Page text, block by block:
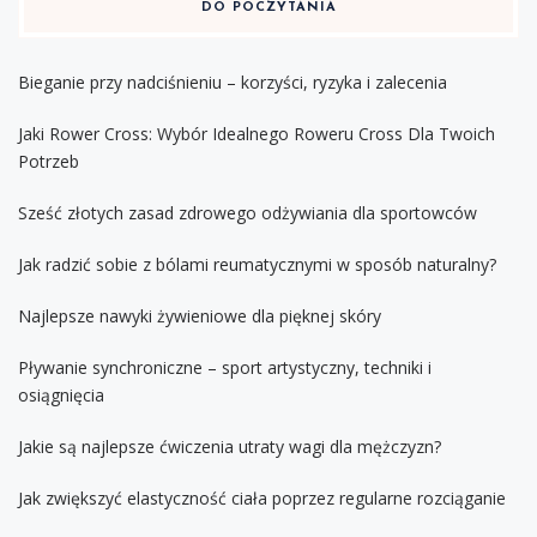
DO POCZYTANIA
Bieganie przy nadciśnieniu – korzyści, ryzyka i zalecenia
Jaki Rower Cross: Wybór Idealnego Roweru Cross Dla Twoich
Potrzeb
Sześć złotych zasad zdrowego odżywiania dla sportowców
Jak radzić sobie z bólami reumatycznymi w sposób naturalny?
Najlepsze nawyki żywieniowe dla pięknej skóry
Pływanie synchroniczne – sport artystyczny, techniki i
osiągnięcia
Jakie są najlepsze ćwiczenia utraty wagi dla mężczyzn?
Jak zwiększyć elastyczność ciała poprzez regularne rozciąganie